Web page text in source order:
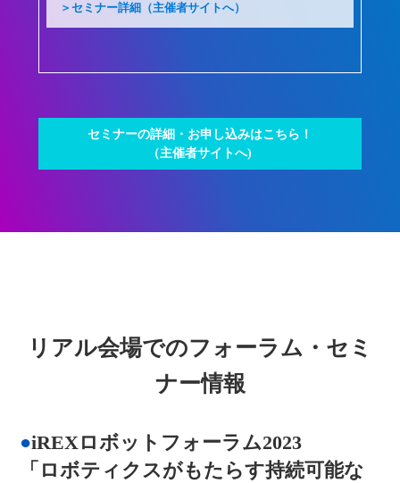
＞セミナー詳細（主催者サイトへ）
セミナーの詳細・お申し込みはこちら！
（主催者サイトへ)
リアル会場でのフォーラム・セミ
ナー情報
iREXロボットフォーラム2023
「ロボティクスがもたらす持続可能な